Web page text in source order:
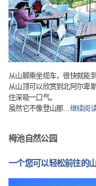
从山脚乘坐缆车，很快就能
从山顶可以欣赏到北阿尔卑
住深吸一口气。
虽然它不像登山那…继续阅
栂池自然公园
一个您可以轻松前往的